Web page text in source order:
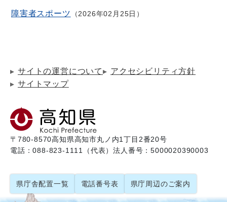
障害者スポーツ 2026年02月25日
サイトの運営について
アクセシビリティ方針
サイトマップ
〒780-8570高知県高知市丸ノ内1丁目2番20号
電話：088-823-1111（代表）法人番号：5000020390003
県庁舎配置一覧 電話番号表 県庁周辺のご案内